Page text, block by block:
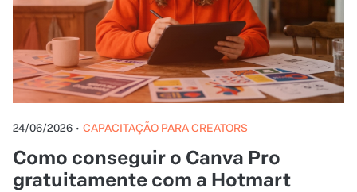
24/06/2026 • CAPACITAÇÃO PARA CREATORS
Como conseguir o Canva Pro
gratuitamente com a Hotmart